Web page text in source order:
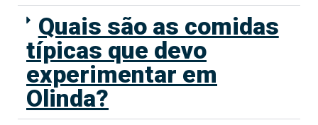
Quais são as comidas
típicas que devo
experimentar em
Olinda?